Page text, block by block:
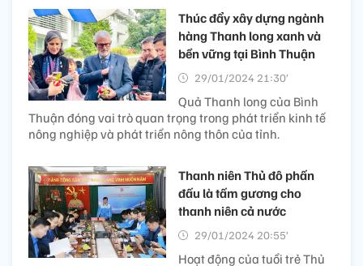
Thúc đẩy xây dựng ngành
hàng Thanh long xanh và
bền vững tại Bình Thuận
29/01/2024 21:30’
Quả Thanh long của Bình
Thuận đóng vai trò quan trọng trong phát triển kinh tế
nông nghiệp và phát triển nông thôn của tỉnh.
Thanh niên Thủ đô phấn
đấu là tấm gương cho
thanh niên cả nước
29/01/2024 20:55’
Hoạt động của tuổi trẻ Thủ